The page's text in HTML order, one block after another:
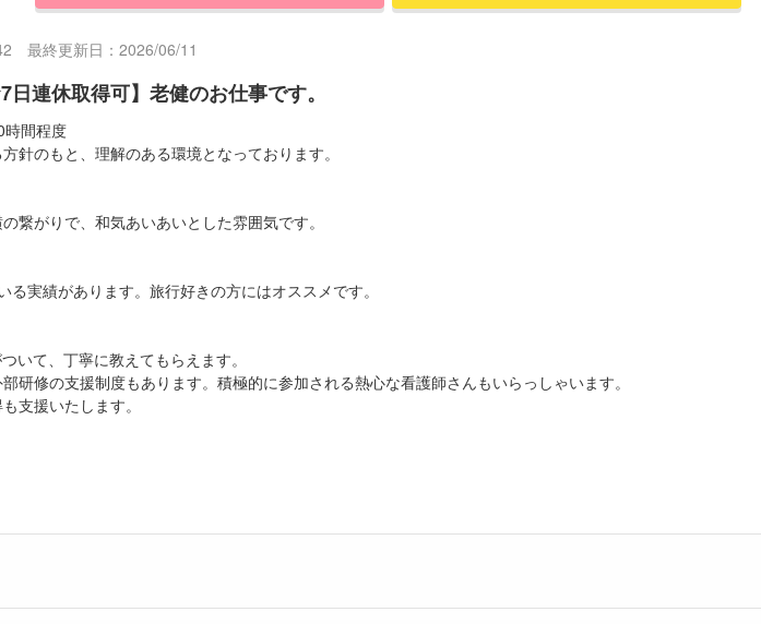
最終更新日：2026/06/11
連休取得可】老健のお仕事です。
間程度
針のもと、理解のある環境となっております。
繋がりで、和気あいあいとした雰囲気です。
実績があります。旅行好きの方にはオススメです。
いて、丁寧に教えてもらえます。
研修の支援制度もあります。積極的に参加される熱心な看護師さんもいらっしゃいます。
支援いたします。